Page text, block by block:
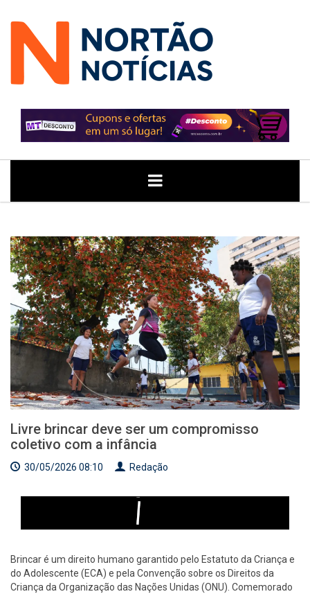
GERAL POLITICA ECONOMIA JUSTIÇA
Livre brincar deve ser um compromisso
coletivo com a infância
30/05/2026 08:10 Redação
Brincar é um direito humano garantido pelo Estatuto da Criança e
do Adolescente (ECA) e pela Convenção sobre os Direitos da
Criança da Organização das Nações Unidas (ONU). Comemorado